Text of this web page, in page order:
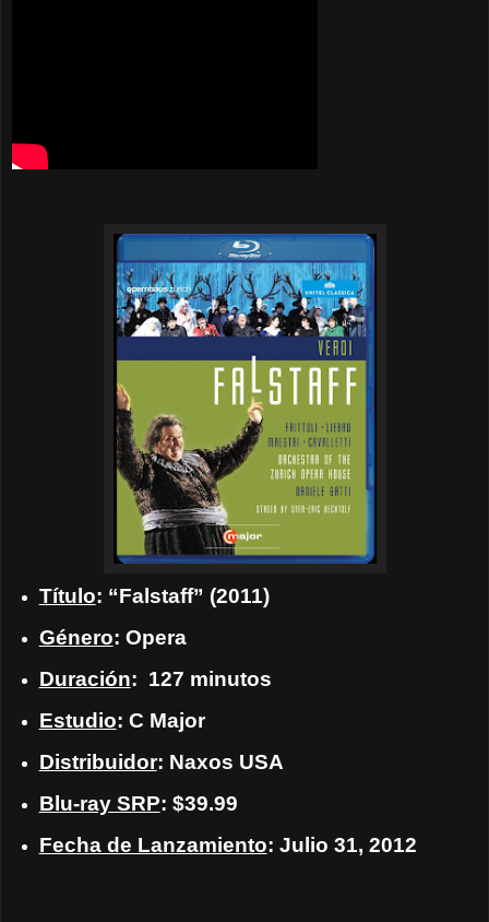
Título: “Falstaff” (2011)
Género: Opera
Duración: 127 minutos
Estudio: C Major
Distribuidor: Naxos USA
Blu-ray SRP: $39.99
Fecha de Lanzamiento: Julio 31, 2012